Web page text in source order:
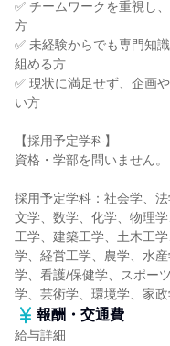
✅ チームワークを重視し
方
✅ 未経験からでも専門知
組める方
✅ 現状に満足せず、企画
い方
【採用予定学科】
資格・学部を問いません
採用予定学科：社会学、
文学、数学、化学、物理
工学、建築工学、土木工
学、経営工学、農学、水
学、看護/保健学、スポー
学、芸術学、環境学、家
報酬・交通費
給与詳細